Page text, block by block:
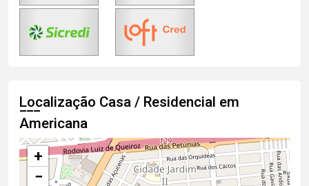
Localização Casa / Residencial em
Americana
+
−